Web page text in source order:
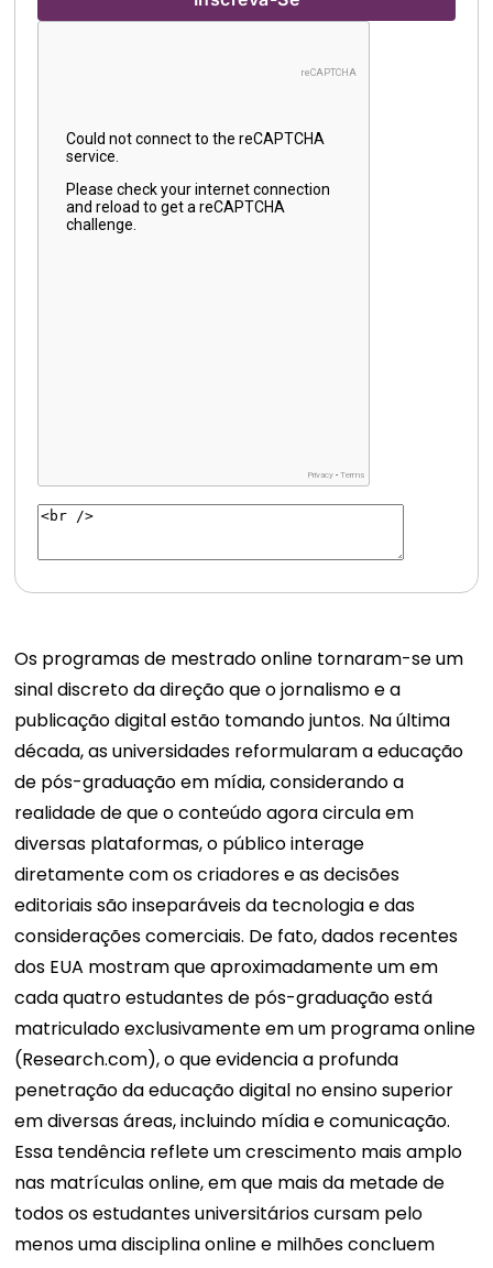
Os programas de mestrado online tornaram-se um
sinal discreto da direção que o jornalismo e a
publicação digital estão tomando juntos. Na última
década, as universidades reformularam a educação
de pós-graduação em mídia, considerando a
realidade de que o conteúdo agora circula em
diversas plataformas, o público interage
diretamente com os criadores e as decisões
editoriais são inseparáveis ​​da tecnologia e das
considerações comerciais. De fato, dados recentes
dos EUA mostram que aproximadamente um em
cada quatro estudantes de pós-graduação está
matriculado exclusivamente em um programa online
(Research.com), o que evidencia a profunda
penetração da educação digital no ensino superior
em diversas áreas, incluindo mídia e comunicação.
Essa tendência reflete um crescimento mais amplo
nas matrículas online, em que mais da metade de
todos os estudantes universitários cursam pelo
menos uma disciplina online e milhões concluem